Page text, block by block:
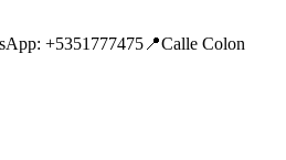
+5351777475📍Calle Colon